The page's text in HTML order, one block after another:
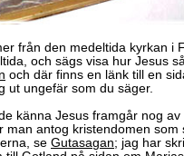
från den medeltida kyrkan i
och sägs visa hur Jesus
och där finns en länk till en
ut ungefär som du säger.
känna Jesus framgår nog
man antog kristendomen
se Gutasagan; jag har